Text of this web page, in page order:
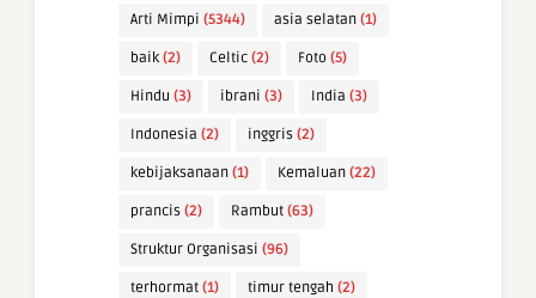
Arti Mimpi (5344) asia selatan (1)
baik (2) Celtic (2) Foto (5)
Hindu (3) ibrani (3) India (3)
Indonesia (2) inggris (2)
kebijaksanaan (1) Kemaluan (22)
prancis (2) Rambut (63)
Struktur Organisasi (96)
terhormat (1) timur tengah (2)